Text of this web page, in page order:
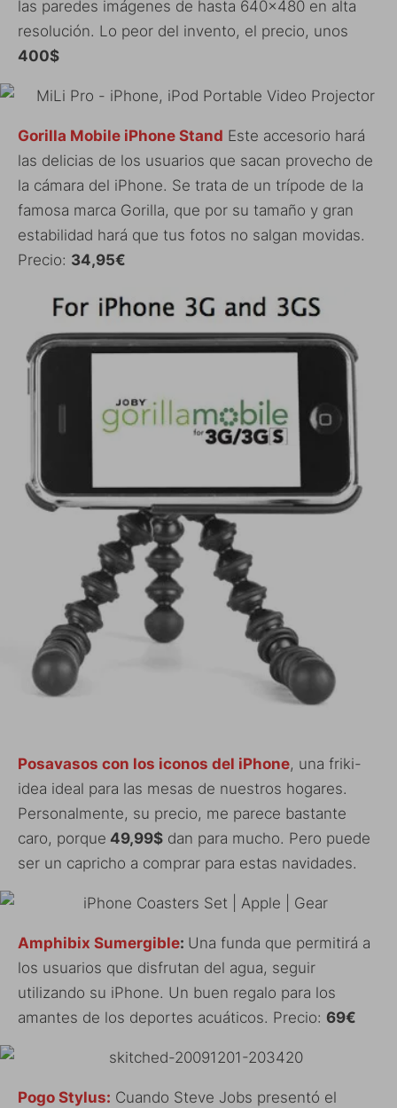
las paredes imágenes de hasta 640×480 en alta
resolución. Lo peor del invento, el precio, unos
400$
Gorilla Mobile iPhone Stand Este accesorio hará
las delicias de los usuarios que sacan provecho de
la cámara del iPhone. Se trata de un trípode de la
famosa marca Gorilla, que por su tamaño y gran
estabilidad hará que tus fotos no salgan movidas.
Precio: 34,95€
Posavasos con los iconos del iPhone, una friki-
idea ideal para las mesas de nuestros hogares.
Personalmente, su precio, me parece bastante
caro, porque 49,99$ dan para mucho. Pero puede
ser un capricho a comprar para estas navidades.
Amphibix Sumergible: Una funda que permitirá a
los usuarios que disfrutan del agua, seguir
utilizando su iPhone. Un buen regalo para los
amantes de los deportes acuáticos. Precio: 69€
Pogo Stylus: Cuando Steve Jobs presentó el